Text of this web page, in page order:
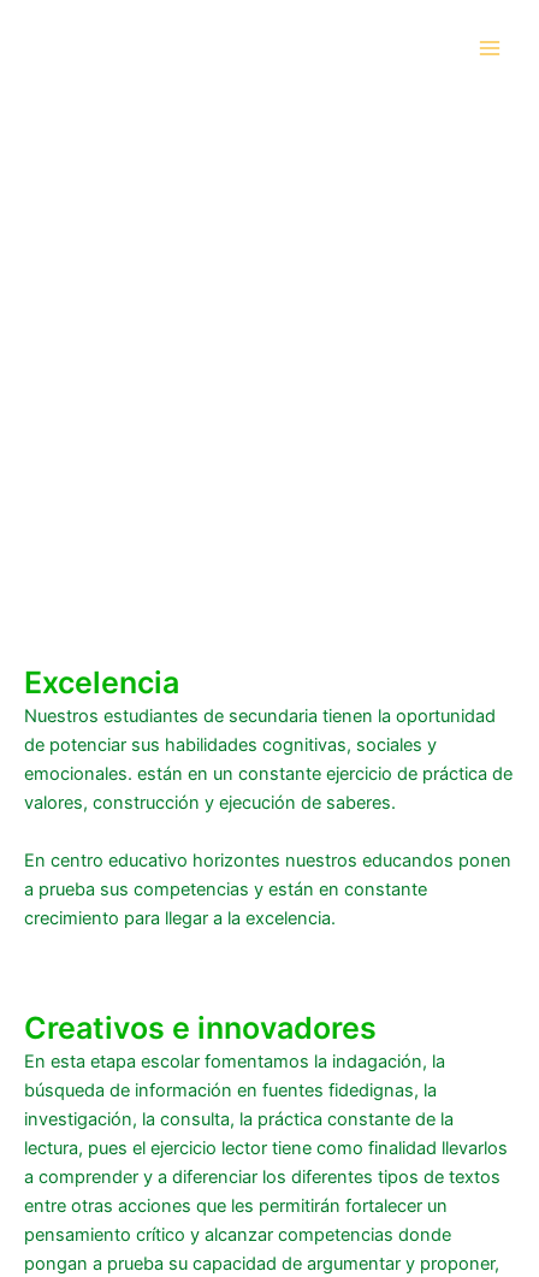
Excelencia
Nuestros estudiantes de secundaria tienen la oportunidad
de potenciar sus habilidades cognitivas, sociales y
emocionales. están en un constante ejercicio de práctica de
valores, construcción y ejecución de saberes.
En centro educativo horizontes nuestros educandos ponen
a prueba sus competencias y están en constante
crecimiento para llegar a la excelencia.
Creativos e innovadores
En esta etapa escolar fomentamos la indagación, la
búsqueda de información en fuentes fidedignas, la
investigación, la consulta, la práctica constante de la
lectura, pues el ejercicio lector tiene como finalidad llevarlos
a comprender y a diferenciar los diferentes tipos de textos
entre otras acciones que les permitirán fortalecer un
pensamiento crítico y alcanzar competencias donde
pongan a prueba su capacidad de argumentar y proponer,